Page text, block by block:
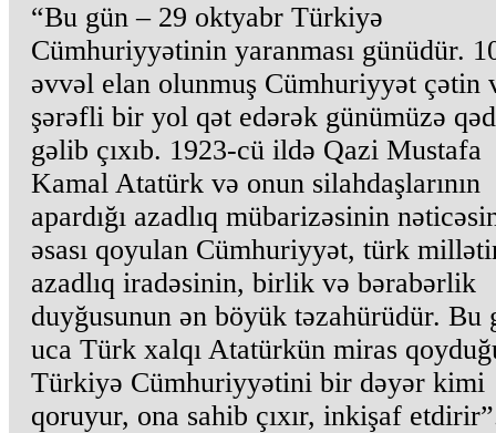
“Bu gün – 29 oktyabr Türkiyə
Cümhuriyyətinin yaranması günüdür.
əvvəl elan olunmuş Cümhuriyyət çətin
şərəfli bir yol qət edərək günümüzə
gəlib çıxıb. 1923-cü ildə Qazi Mustafa
Kamal Atatürk və onun silahdaşlarının
apardığı azadlıq mübarizəsinin
əsası qoyulan Cümhuriyyət, türk
azadlıq iradəsinin, birlik və bərabərlik
duyğusunun ən böyük təzahürüdür. Bu
uca Türk xalqı Atatürkün miras
Türkiyə Cümhuriyyətini bir dəyər kimi
qoruyur, ona sahib çıxır, inkişaf